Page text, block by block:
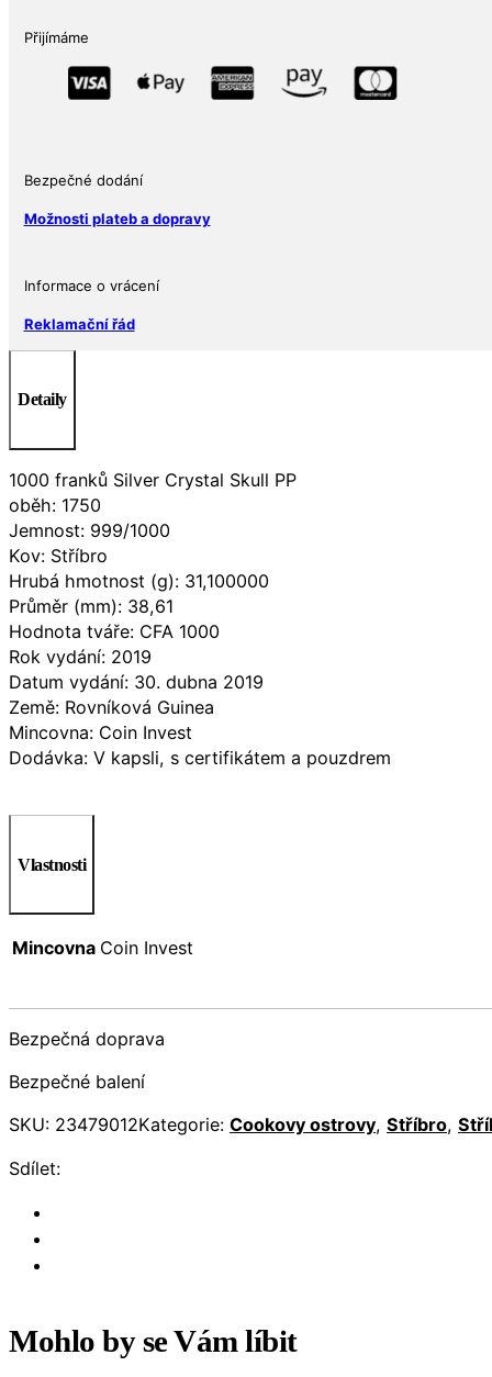
Přijímáme
Bezpečné dodání
Možnosti plateb a dopravy
Informace o vrácení
Reklamační řád
Detaily
1000 franků Silver Crystal Skull PP
oběh: 1750
Jemnost: 999/1000
Kov: Stříbro
Hrubá hmotnost (g): 31,100000
Průměr (mm): 38,61
Hodnota tváře: CFA 1000
Rok vydání: 2019
Datum vydání: 30. dubna 2019
Země: Rovníková Guinea
Mincovna: Coin Invest
Dodávka: V kapsli, s certifikátem a pouzdrem
Vlastnosti
Mincovna Coin Invest
Bezpečná doprava
Bezpečné balení
SKU: 23479012Kategorie: Cookovy ostrovy, Stříbro,
Sdílet:
Mohlo by se Vám líbit